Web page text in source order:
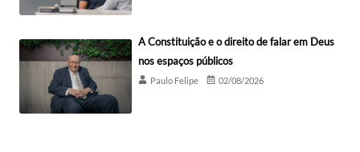
A Constituição e o direito de falar em Deus
nos espaços públicos
Paulo Felipe 02/08/2026